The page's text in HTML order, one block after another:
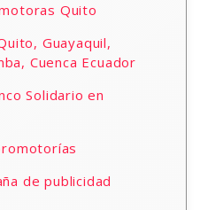
Quito
Guayaquil,
Cuenca Ecuador
Solidario en
de publicidad